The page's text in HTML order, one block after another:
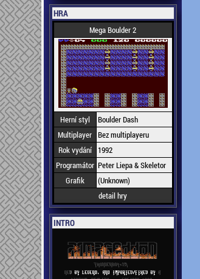
HRA
Mega Boulder 2
Herní styl
Boulder Dash
Multiplayer Bez multiplayeru
Rok vydání
1992
Programátor Peter Liepa & Skeletor
Grafik
(Unknown)
detail hry
INTRO